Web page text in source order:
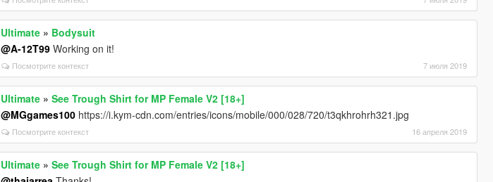
Ultimate » Bodysuit
@A-12T99 Working on it!
Посмотрите контекст 7 июля 2019
Ultimate »See Trough Shirt for MP Female V2 [18+]
@MGgames100 https://i.kym-cdn.com/entries/icons/mobile/000/028/720/t3qkhrohrh321.jpg
Посмотрите контекст 16 апреля 2019
Ultimate »See Trough Shirt for MP Female V2 [18+]